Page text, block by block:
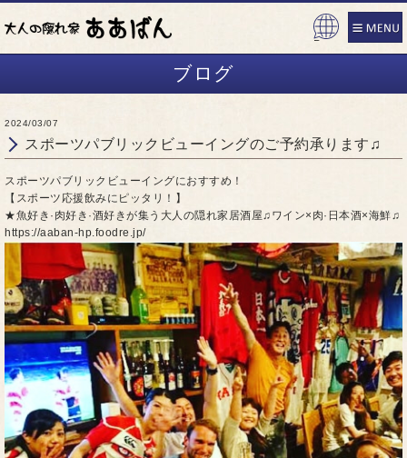
Pow
ブログ
2024/03/07
スポーツパブリックビューイングのご予約承ります♫
スポーツパブリックビューイングにおすすめ！
【スポーツ応援飲みにピッタリ！】
★魚好き·肉好き·酒好きが集う大人の隠れ家居酒屋♫ワイン×肉·日本酒×海鮮♫
https://aaban-hp.foodre.jp/